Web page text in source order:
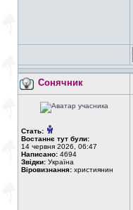
Сонячник
Стать:
Востаннє тут були:
14 червня 2026, 06:47
Написано: 4694
Звідки: Україна
Віровизнання: християнин